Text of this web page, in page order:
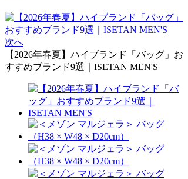
次へ
【2026年春夏】ハイブランド「バッグ」お
すすめブランド9選｜ISETAN MEN'S